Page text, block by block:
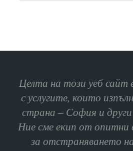
Целта на този уеб сайт
с услугите, които
страна – София и други
Ние сме екип от опитни
за отстраняването